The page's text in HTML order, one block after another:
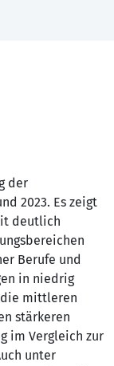
der
2023. Es zeigt
deutlich
Berufe und
in niedrig
die mittleren
stärkeren
im Vergleich zur
unter